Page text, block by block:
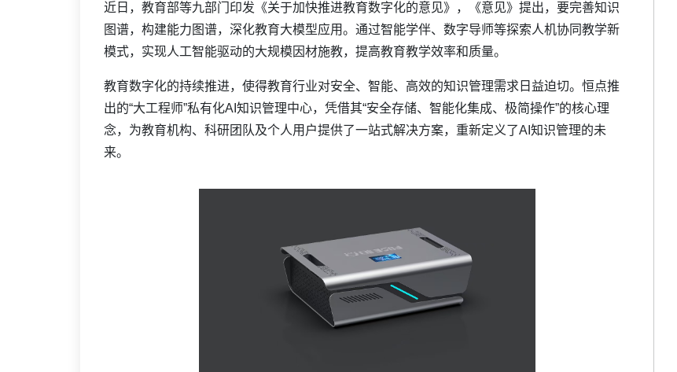
近日，教育部等九部门印发《关于加快推进教育数字化的意见》，《意见》提出，要完善知识
图谱，构建能力图谱，深化教育大模型应用。通过智能学伴、数字导师等探索人机协同教学新
模式，实现人工智能驱动的大规模因材施教，提高教育教学效率和质量。
教育数字化的持续推进，使得教育行业对安全、智能、高效的知识管理需求日益迫切。恒点推
出的“大工程师”私有化AI知识管理中心，凭借其“安全存储、智能化集成、极简操作”的核心理
念，为教育机构、科研团队及个人用户提供了一站式解决方案，重新定义了AI知识管理的未
来。